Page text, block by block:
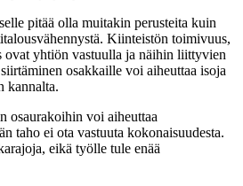
pitää olla muitakin perusteita kuin
Kiinteistön toimivuus,
ovat yhtiön vastuulla ja näihin liittyvien
osakkaille voi aiheuttaa isoja
kannalta.
osaurakoihin voi aiheuttaa
taho ei ota vastuuta kokonaisuudesta.
eikä työlle tule enää